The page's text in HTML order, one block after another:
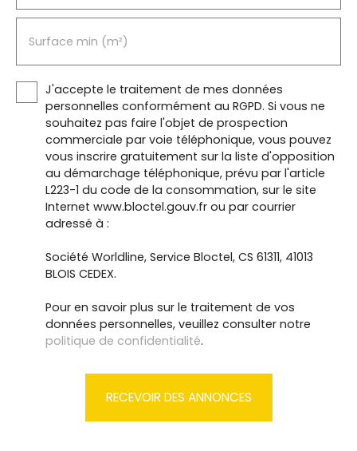
Surface min (m²)
J'accepte le traitement de mes données
personnelles conformément au RGPD. Si vous ne
souhaitez pas faire l'objet de prospection
commerciale par voie téléphonique, vous pouvez
vous inscrire gratuitement sur la liste d'opposition
au démarchage téléphonique, prévu par l'article
L223-1 du code de la consommation, sur le site
Internet www.bloctel.gouv.fr ou par courrier
adressé à :
Société Worldline, Service Bloctel, CS 61311, 41013
BLOIS CEDEX.
Pour en savoir plus sur le traitement de vos
données personnelles, veuillez consulter notre
politique de confidentialité.
RECEVOIR DES ANNONCES